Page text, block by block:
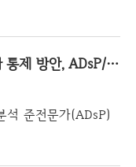
1과목 2장 위기 요인과 통제 방안, ADsP/ADP 요약 및 설명 #8
석 준전문가(ADsP)